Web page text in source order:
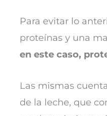
Para evitar lo
proteínas y una
en este caso,
Las mismas
de la leche, que